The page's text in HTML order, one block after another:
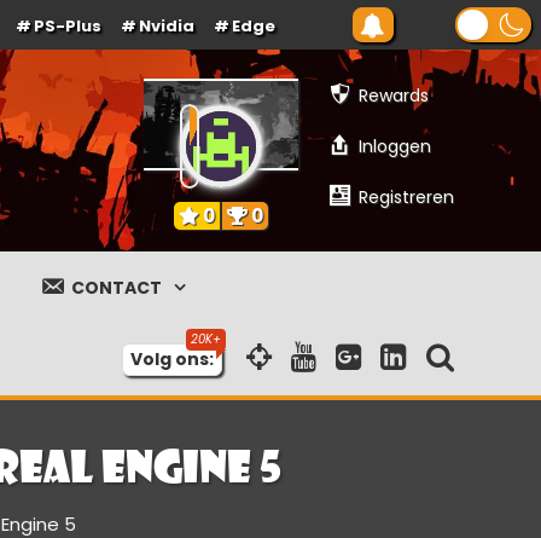
PS-Plus Nvidia Edge
Rewards
Inloggen
Registreren
0 0
CONTACT
Volg ons:
Engine 5
5